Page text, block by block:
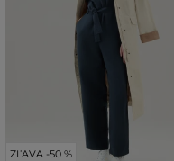
ZĽAVA -50 %